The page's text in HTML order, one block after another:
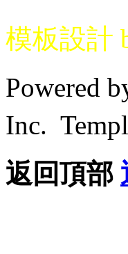
模板設計
Powered
Inc.
返回頂部